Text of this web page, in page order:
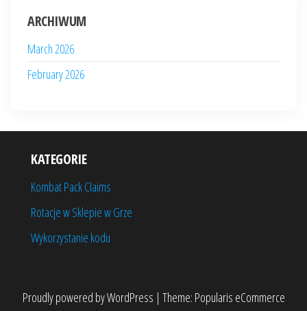
ARCHIWUM
March 2026
February 2026
KATEGORIE
Kombat Pack Claims
Rotacje w Sklepie w Grze
Wykorzystanie kodu
Proudly powered byWordPress | Theme: Popularis eCommerce